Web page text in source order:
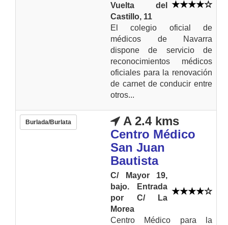
Vuelta del
Castillo, 11
El colegio oficial de
médicos de Navarra
dispone de servicio de
reconocimientos médicos
oficiales para la renovación
de carnet de conducir entre
otros...
Burlada/Burlata
A 2.4 kms
Centro Médico
San Juan
Bautista
C/ Mayor 19,
bajo. Entrada
por C/ La
Morea
Centro Médico para la